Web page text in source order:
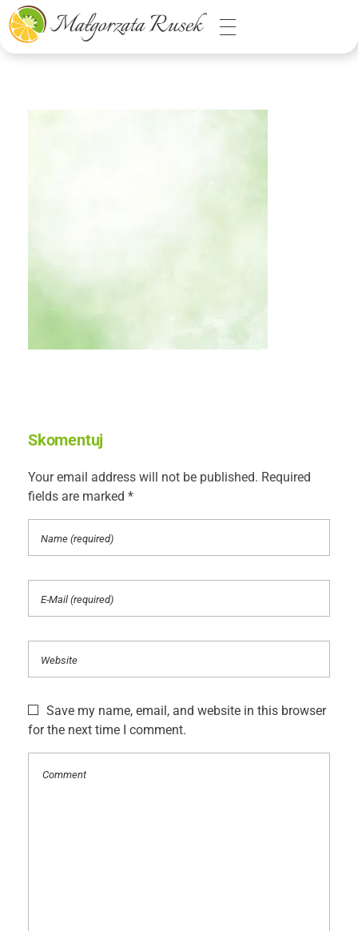
Małgorzata Rusek - dietetyk z pasją
Dietetyka kliniczna & Psychodietetyka
Skomentuj
Your email address will not be published. Required
fields are marked *
Save my name, email, and website in this browser
for the next time I comment.